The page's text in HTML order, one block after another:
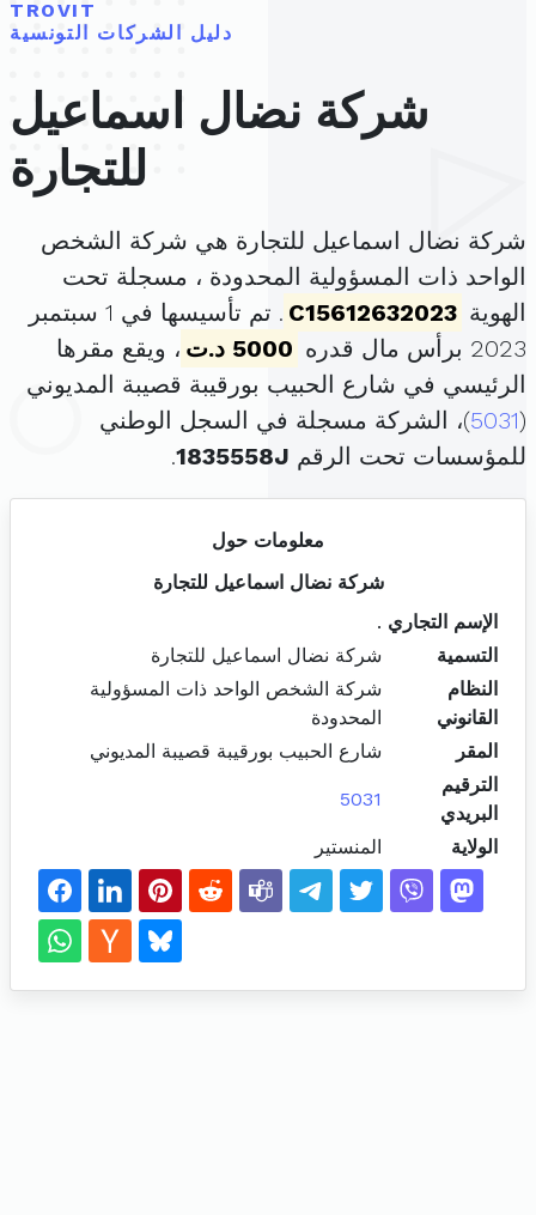
TROVIT
دليل الشركات التونسية
شركة نضال اسماعيل
للتجارة
شركة نضال اسماعيل للتجارة هي شركة الشخص
الواحد ذات المسؤولية المحدودة ، مسجلة تحت
الهوية C15612632023
. تم تأسيسها في 1 سبتمبر
2023 برأس مال قدره
5000 د.ت
، ويقع مقرها
الرئيسي في شارع الحبيب بورقيبة قصيبة المديوني
(
5031)، الشركة مسجلة في السجل الوطني
للمؤسسات تحت الرقم 1835558J
.
معلومات حول
شركة نضال اسماعيل للتجارة
الإسم التجاري .
التسمية
شركة نضال اسماعيل للتجارة
النظام
القانوني
شركة الشخص الواحد ذات المسؤولية
المحدودة
المقر
شارع الحبيب بورقيبة قصيبة المديوني
الترقيم
البريدي
5031
الولاية المنستير